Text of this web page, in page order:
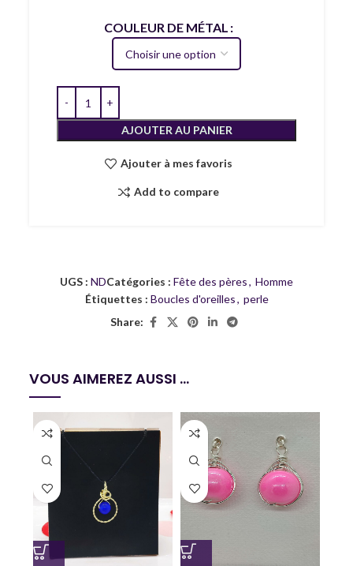
COULEUR DE MÉTAL
AJOUTER AU PANIER
Ajouter à mes favoris
Add to compare
UGS : NDCatégories : Fête des pères, Homme
Étiquettes : Boucles d'oreilles, perle
Share:
VOUS AIMEREZ AUSSI ...